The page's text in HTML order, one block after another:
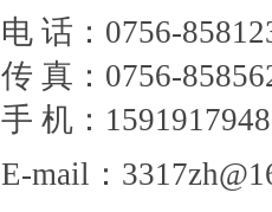
电 话：0756-
传 真：0756-
手 机：
E-mail：